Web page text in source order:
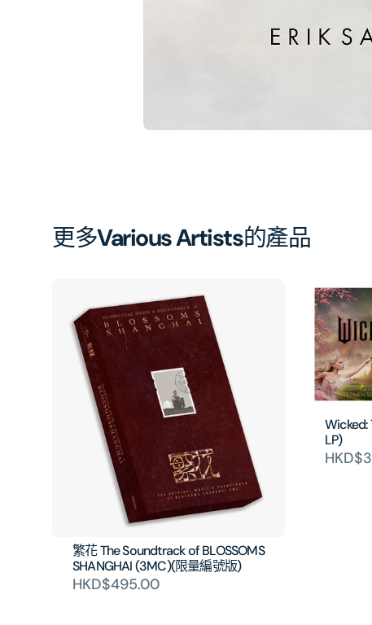
開
啟
圖
更多Various Artists的產品
繁花 The Soundtrack of BLOSSOMS
SHANGHAI (3MC)(限量編號版)
HKD$495.00
Wicked:
LP)